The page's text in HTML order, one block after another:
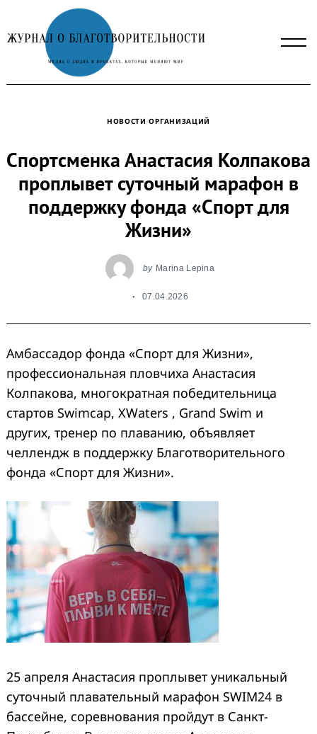
to
content
НОВОСТИ ОРГАНИЗАЦИЙ
Спортсменка Анастасия Колпакова
проплывет суточный марафон в
поддержку фонда «Спорт для
Жизни»
by Marina Lepina
07.04.2026
Амбассадор фонда «Спорт для Жизни»,
профессиональная пловчиха Анастасия
Колпакова, многократная победительница
стартов Swimcap, XWaters , Grand Swim и
других, тренер по плаванию, объявляет
челлендж в поддержку Благотворительного
фонда «Спорт для Жизни».
25 апреля Анастасия проплывет уникальный
суточный плавательный марафон SWIM24 в
бассейне, соревнования пройдут в Санкт-